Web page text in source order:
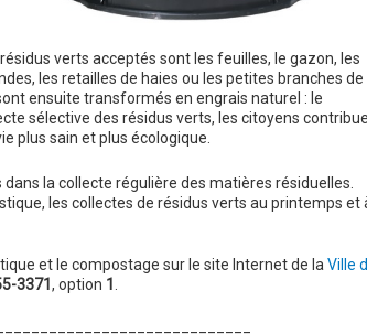
verts acceptés sont les feuilles, le gazon, les
les retailles de haies ou les petites branches de
ensuite transformés en engrais naturel : le
sélective des résidus verts, les citoyens
plus sain et plus écologique.
la collecte régulière des matières résiduelles.
les collectes de résidus verts au printemps et
et le compostage sur le site Internet de la Ville
3371 , option 1